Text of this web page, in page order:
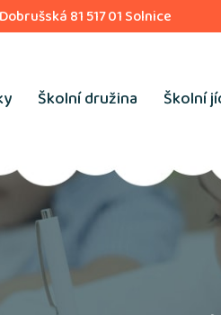
Dobrušská 81 517 01 Solnice
Školní družina Školní